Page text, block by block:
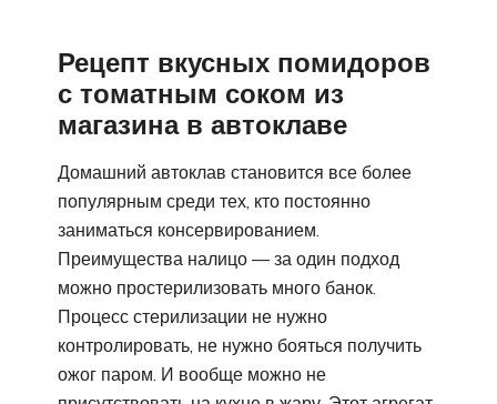
Рецепт вкусных помидоров
с томатным соком из
магазина в автоклаве
Домашний автоклав становится все более
популярным среди тех, кто постоянно
заниматься консервированием.
Преимущества налицо — за один подход
можно простерилизовать много банок.
Процесс стерилизации не нужно
контролировать, не нужно бояться получить
ожог паром. И вообще можно не